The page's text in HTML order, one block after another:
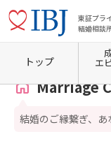
東証プラ
結婚相談
ホーム 東京都の結婚相談所
Marriage
結婚のご縁繋ぎ、あ
トップ エ